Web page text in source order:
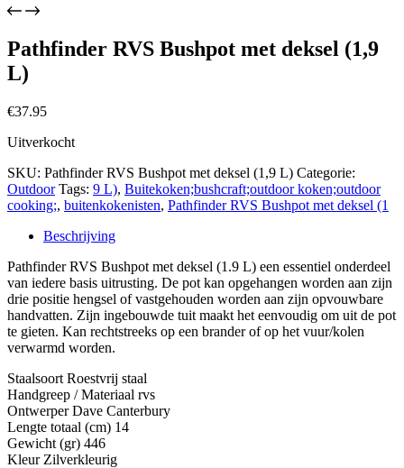
Pathfinder RVS Bushpot met deksel (1,9
L)
€37.95
Uitverkocht
SKU: Pathfinder RVS Bushpot met deksel (1,9 L) Categorie:
Outdoor Tags: 9 L), Buitekoken;bushcraft;outdoor koken;outdoor
cooking;, buitenkokenisten, Pathfinder RVS Bushpot met deksel (1
Beschrijving
Pathfinder RVS Bushpot met deksel (1.9 L) een essentiel onderdeel
van iedere basis uitrusting. De pot kan opgehangen worden aan zijn
drie positie hengsel of vastgehouden worden aan zijn opvouwbare
handvatten. Zijn ingebouwde tuit maakt het eenvoudig om uit de pot
te gieten. Kan rechtstreeks op een brander of op het vuur/kolen
verwarmd worden.
Staalsoort Roestvrij staal
Handgreep / Materiaal rvs
Ontwerper Dave Canterbury
Lengte totaal (cm) 14
Gewicht (gr) 446
Kleur Zilverkleurig